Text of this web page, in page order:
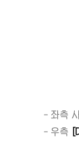
- 좌측
- 우측